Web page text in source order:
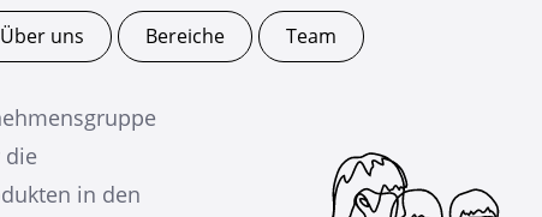
Über uns Bereiche Team
die
in den